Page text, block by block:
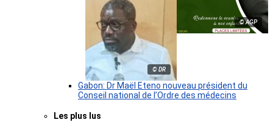
© AGP
© DR
Gabon: Dr Maël Eteno nouveau président du
Conseil national de l’Ordre des médecins
Les plus lus